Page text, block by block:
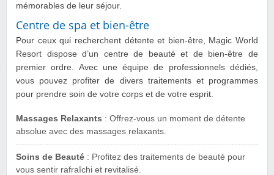
mémorables de leur séjour.
Centre de spa et bien-être
Pour ceux qui recherchent détente et bien-être, Magic World
Resort dispose d’un centre de beauté et de bien-être de
premier ordre. Avec une équipe de professionnels dédiés,
vous pouvez profiter de divers traitements et programmes
pour prendre soin de votre corps et de votre esprit.
Massages Relaxants : Offrez-vous un moment de détente
absolue avec des massages relaxants.
Soins de Beauté : Profitez des traitements de beauté pour
vous sentir rafraîchi et revitalisé.